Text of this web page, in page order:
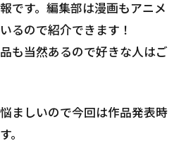
です。編集部は漫画もアニメ
るので紹介できます！
も当然あるので好きな人はご
ましいので今回は作品発表時
。